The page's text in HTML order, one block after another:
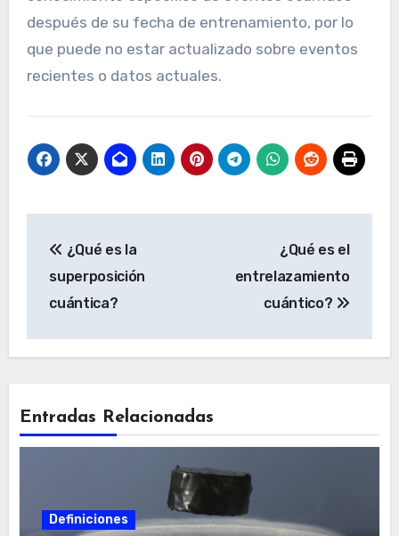
después de su fecha de entrenamiento, por lo
que puede no estar actualizado sobre eventos
recientes o datos actuales.
de
entradas
¿Qué es la
superposición
cuántica?
¿Qué es el
entrelazamiento
cuántico?
Entradas Relacionadas
Definiciones